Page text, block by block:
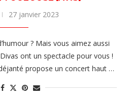
27 janvier 2023
? Mais vous aimez aussi
ont un spectacle pour vous !
propose un concert haut …